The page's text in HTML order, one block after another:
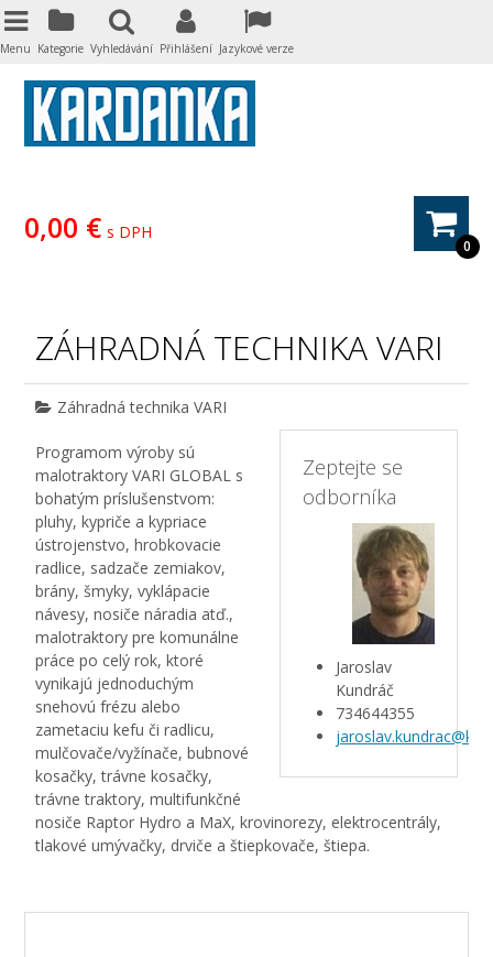
0
0,00 € s DPH
ZÁHRADNÁ TECHNIKA VARI
Záhradná technika VARI
Zeptejte se
odborníka
Jaroslav
Kundráč
734644355
Programom výroby sú
malotraktory VARI GLOBAL s
bohatým príslušenstvom:
pluhy, kypriče a kypriace
ústrojenstvo, hrobkovacie
radlice, sadzače zemiakov,
brány, šmyky, vyklápacie
návesy, nosiče náradia atď.,
malotraktory pre komunálne
práce po celý rok, ktoré
vynikajú jednoduchým
snehovú frézu alebo
zametaciu kefu či radlicu,
mulčovače/vyžínače, bubnové
kosačky, trávne kosačky,
trávne traktory, multifunkčné
nosiče Raptor Hydro a MaX, krovinorezy, elektrocentrály,
tlakové umývačky, drviče a štiepkovače, štiepa.
Menu Kategorie Vyhledávání Přihlášení Jazykové verze